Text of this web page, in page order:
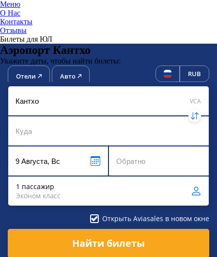
Меню
О Нас
Контакты
Отзывы
Билеты для ЮЛ
Аэропорт Кантхо
Укажите даты, чтобы найти билеты:
Отели Авто RUB
VCA
1 пассажир
Эконом класс
Открыть Aviasales в новом окне
Найти билеты